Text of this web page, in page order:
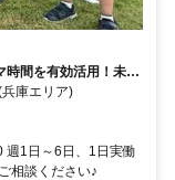
間を有効活用！未経
庫エリア)
週1日～6日、1日実働
相談ください♪